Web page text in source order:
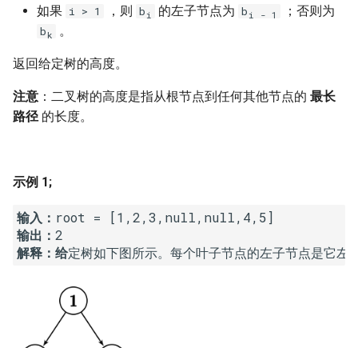
12. 矩阵中的路径
13. 机器人的运动范围
14.1. 剪绳子
15. 二进制中 1 的个数
16. 数值的整数次方
17. 打印从 1 到最大的 n 位数
18. 删除链表的节点
19. 正则表达式匹配
9. 乘积小于 K 的子数组
10. 和为 k 的子数组
11. 和 1 个数相同的子数组
13. 二维子矩阵的和
14. 字符串中的变位词
15. 字符串中的所有变位词
16. 不含重复字符的最长子字
2.1. 移除重复节点
2.2. 返回倒数第 k 个节点
2.3. 删除中间节点
2.5. 链表求和
2.6. 回文链表
2.7. 链表相交
2.8. 环路检测
3.1. 三合一
如果 i > 1 ，则 b i 的左子节点为 b i - 1 ；否则为
b k 。
返回给定树的高度。
注意 ：二叉树的高度是指从根节点到任何其他节点的 最长
路径的长度。
示例 1;
输入：
输出：
解释：给